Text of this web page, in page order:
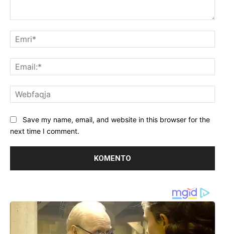
Save my name, email, and website in this browser for the
next time I comment.